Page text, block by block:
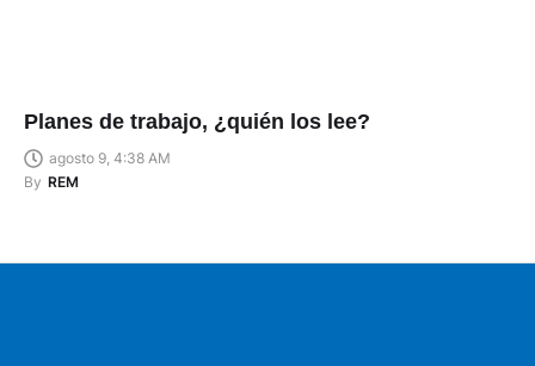
Planes de trabajo, ¿quién los lee?
agosto 9, 4:38 AM
By REM